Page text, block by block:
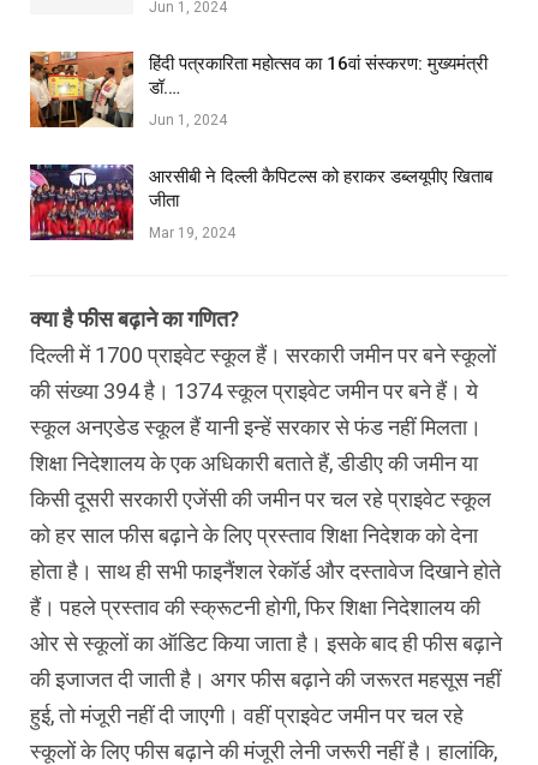
Jun 1, 2024
हिंदी पत्रकारिता महोत्सव का 16वां संस्करण: मुख्यमंत्री
डॉ.…
Jun 1, 2024
आरसीबी ने दिल्ली कैपिटल्स को हराकर डब्लयूपीए खिताब
जीता
Mar 19, 2024
क्या है फीस बढ़ाने का गणित?
दिल्ली में 1700 प्राइवेट स्कूल हैं। सरकारी जमीन पर बने स्कूलों
की संख्या 394 है। 1374 स्कूल प्राइवेट जमीन पर बने हैं। ये
स्कूल अनएडेड स्कूल हैं यानी इन्हें सरकार से फंड नहीं मिलता।
शिक्षा निदेशालय के एक अधिकारी बताते हैं, डीडीए की जमीन या
किसी दूसरी सरकारी एजेंसी की जमीन पर चल रहे प्राइवेट स्कूल
को हर साल फीस बढ़ाने के लिए प्रस्ताव शिक्षा निदेशक को देना
होता है। साथ ही सभी फाइनैंशल रेकॉर्ड और दस्तावेज दिखाने होते
हैं। पहले प्रस्ताव की स्क्रूटनी होगी, फिर शिक्षा निदेशालय की
ओर से स्कूलों का ऑडिट किया जाता है। इसके बाद ही फीस बढ़ाने
की इजाजत दी जाती है। अगर फीस बढ़ाने की जरूरत महसूस नहीं
हुई, तो मंजूरी नहीं दी जाएगी। वहीं प्राइवेट जमीन पर चल रहे
स्कूलों के लिए फीस बढ़ाने की मंजूरी लेनी जरूरी नहीं है। हालांकि,